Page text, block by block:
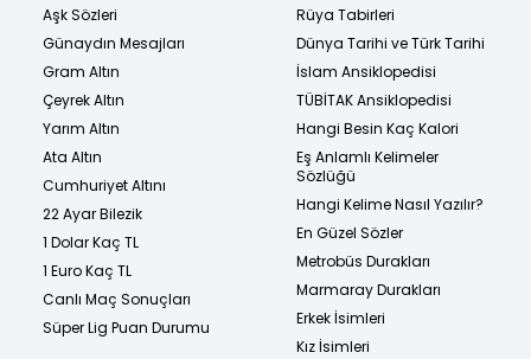
Aşk Sözleri
Günaydın Mesajları
Gram Altın
Çeyrek Altın
Yarım Altın
Ata Altın
Cumhuriyet Altını
22 Ayar Bilezik
1 Dolar Kaç TL
1 Euro Kaç TL
Canlı Maç Sonuçları
Süper Lig Puan Durumu
Rüya Tabirleri
Dünya Tarihi ve Türk Tarihi
İslam Ansiklopedisi
TÜBİTAK Ansiklopedisi
Hangi Besin Kaç Kalori
Eş Anlamlı Kelimeler
Sözlüğü
Hangi Kelime Nasıl Yazılır?
En Güzel Sözler
Metrobüs Durakları
Marmaray Durakları
Erkek İsimleri
Kız İsimleri